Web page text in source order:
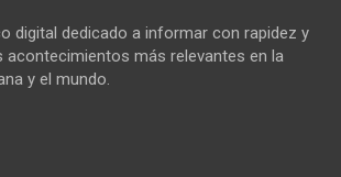
digital dedicado a informar con rapidez y
acontecimientos más relevantes en la
y el mundo.